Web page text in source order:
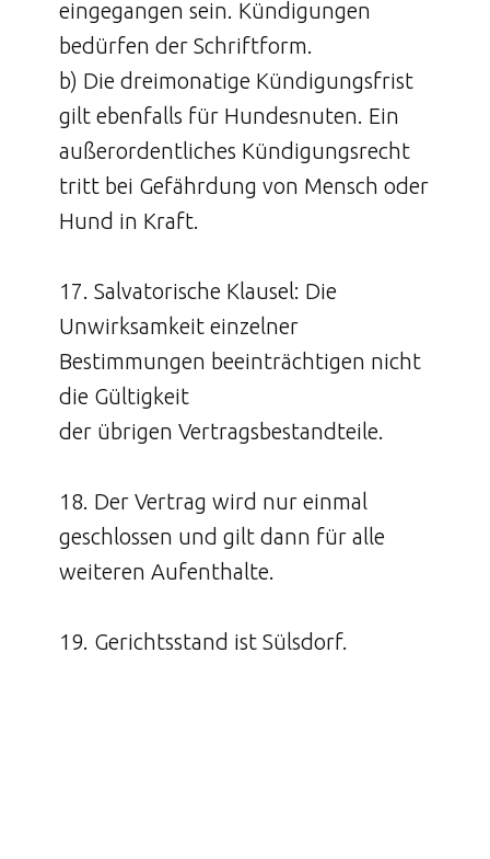
eingegangen sein. Kündigungen
bedürfen der Schriftform.
b) Die dreimonatige Kündigungsfrist
gilt ebenfalls für Hundesnuten. Ein
außerordentliches Kündigungsrecht
tritt bei Gefährdung von Mensch oder
Hund in Kraft.
17. Salvatorische Klausel: Die
Unwirksamkeit einzelner
Bestimmungen beeinträchtigen nicht
die Gültigkeit
der übrigen Vertragsbestandteile.
18. Der Vertrag wird nur einmal
geschlossen und gilt dann für alle
weiteren Aufenthalte.
19. Gerichtsstand ist Sülsdorf.